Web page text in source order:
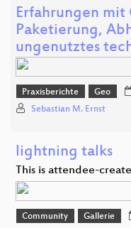
Erfahrungen mit
Paketierung,
ungenutztes
Praxisberichte Geo
Sebastian M. Ernst
lightning talks
This is attendee-
Community Gallerie